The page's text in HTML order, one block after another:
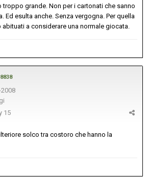
troppo grande. Non per i cartonati che sanno
Ed esulta anche. Senza vergogna. Per quella
a considerare una normale giocata.
15
solco tra costoro che hanno la